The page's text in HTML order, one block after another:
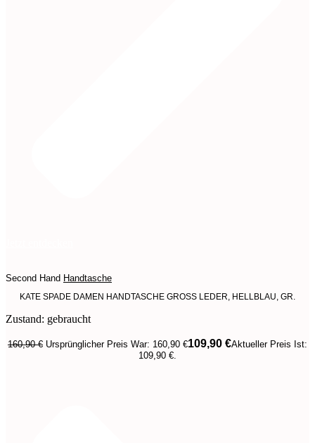
Second Hand Handtasche
KATE SPADE DAMEN HANDTASCHE GROSS LEDER, HELLBLAU, GR.
Zustand: gebraucht
160,90€ Ursprünglicher Preis War: 160,90 €109,90 €Aktueller Preis Ist:
109,90 €.